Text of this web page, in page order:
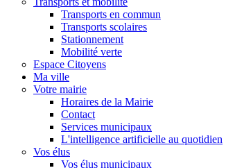
Transports en commun
Transports scolaires
Stationnement
Mobilité verte
Espace Citoyens
Ma ville
Votre mairie
Horaires de la Mairie
Contact
Services municipaux
L'intelligence artificielle au quotidien
Vos élus
Vos élus municipaux